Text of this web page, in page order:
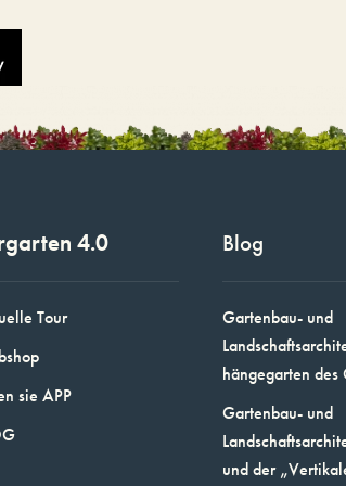
4.0
Tour
sie APP
Blog
Gartenbau- und
hängegarten des
Gartenbau- und
und der